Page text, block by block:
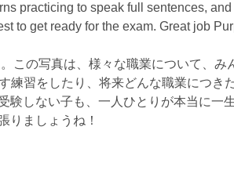
practicing to speak full sentences,
to get ready for the exam. Great job
この写真は、様々な職業について、み
練習をしたり、将来どんな職業につき
験しない子も、一人ひとりが本当に一
りましょうね！